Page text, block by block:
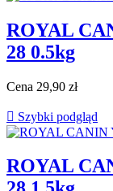
ROYAL
28 0.5kg
Cena 29,90 zł
 Szybki podgląd
ROYAL